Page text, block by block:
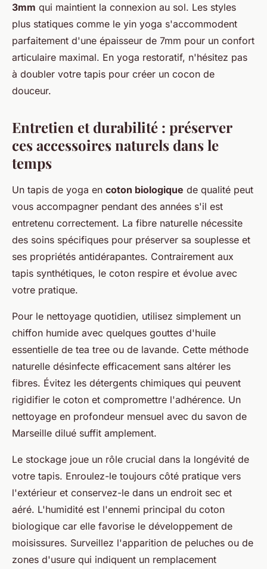
3mm qui maintient la connexion au sol. Les styles
plus statiques comme le yin yoga s'accommodent
parfaitement d'une épaisseur de 7mm pour un confort
articulaire maximal. En yoga restoratif, n'hésitez pas
à doubler votre tapis pour créer un cocon de
douceur.
Entretien et durabilité : préserver
ces accessoires naturels dans le
temps
Un tapis de yoga en coton biologique de qualité peut
vous accompagner pendant des années s'il est
entretenu correctement. La fibre naturelle nécessite
des soins spécifiques pour préserver sa souplesse et
ses propriétés antidérapantes. Contrairement aux
tapis synthétiques, le coton respire et évolue avec
votre pratique.
Pour le nettoyage quotidien, utilisez simplement un
chiffon humide avec quelques gouttes d'huile
essentielle de tea tree ou de lavande. Cette méthode
naturelle désinfecte efficacement sans altérer les
fibres. Évitez les détergents chimiques qui peuvent
rigidifier le coton et compromettre l'adhérence. Un
nettoyage en profondeur mensuel avec du savon de
Marseille dilué suffit amplement.
Le stockage joue un rôle crucial dans la longévité de
votre tapis. Enroulez-le toujours côté pratique vers
l'extérieur et conservez-le dans un endroit sec et
aéré. L'humidité est l'ennemi principal du coton
biologique car elle favorise le développement de
moisissures. Surveillez l'apparition de peluches ou de
zones d'usure qui indiquent un remplacement